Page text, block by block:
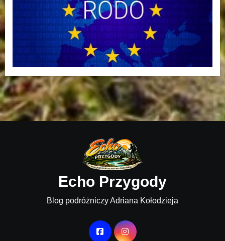
Echo Przygody
Blog podróżniczy Adriana Kołodzieja